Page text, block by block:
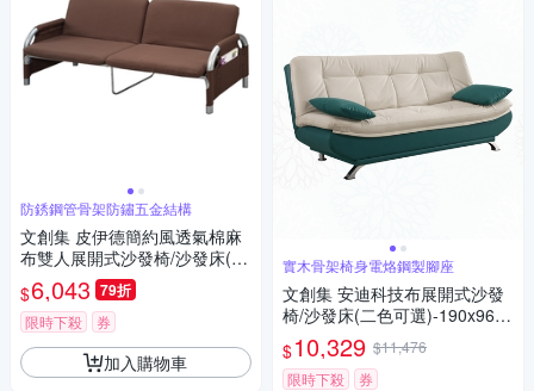
防銹鋼管骨架防鏽五金結構
文創集 皮伊德簡約風透氣棉麻
布雙人展開式沙發椅/沙發床(二
色可選)-188.5x67x75cm免組
$6,043 79折
限時下殺 券
加入購物車
實木骨架椅身電烙鋼製腳座
文創集 安迪科技布展開式沙發
椅/沙發床(二色可選)-190x96x9
2cm免組
$10,329 $11,476
限時下殺
券